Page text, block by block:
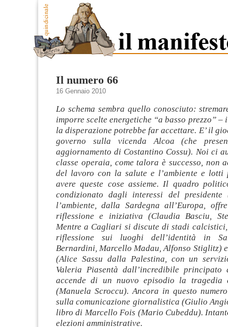
Il numero 66
16 Gennaio 2010
Lo schema sembra quello conosciuto:
imporre scelte energetiche “a basso prezzo” –
la disperazione potrebbe far accettare. E’ il
governo sulla vicenda Alcoa (che
aggiornamentodi Costantino Cossu). Noi ci
classe operaia, come talora è successo, non
del lavoro con la salute e l’ambiente e
avere queste cose assieme. Il quadro
condizionato dagli interessi del presidente
l’ambiente, dalla Sardegna all’Europa,
riflessione e iniziativa (Claudia Basciu,
Mentre a Cagliari si discute di stadi
riflessione sui luoghi dell’identità in
Bernardini, Marcello Madau, Alfonso Stiglitz)
(Alice Sassu dalla Palestina, con un
Valeria Piasentà dall’incredibile principato
accende di un nuovo episodio la tragedia
(Manuela Scroccu). Ancora in questo
sulla comunicazione giornalistica (Giulio
libro di Marcello Fois (Mario Cubeddu).
elezioni amministrative.